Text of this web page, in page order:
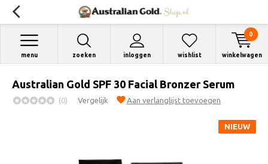
zoeken inloggen
menu wishlist winkelwagen
0
Australian Gold SPF 30 Facial Bronzer Serum
(0) Vergelijk Aan verlanglijst toevoegen
NIEUW